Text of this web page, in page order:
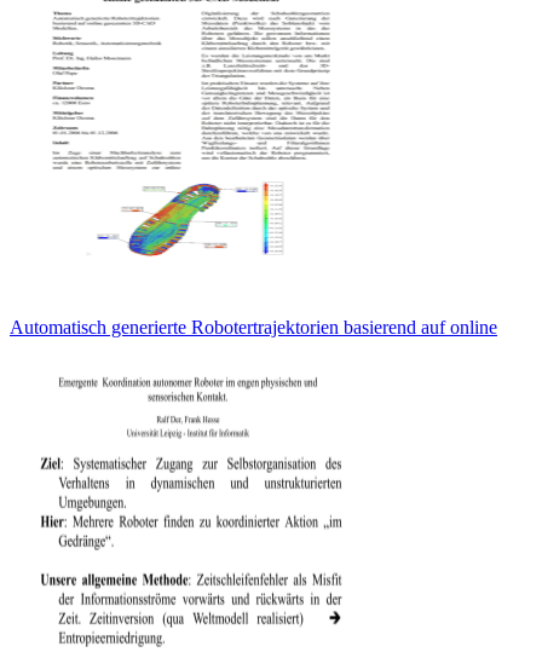
Automatisch generierte Robotertrajektorien basierend auf online